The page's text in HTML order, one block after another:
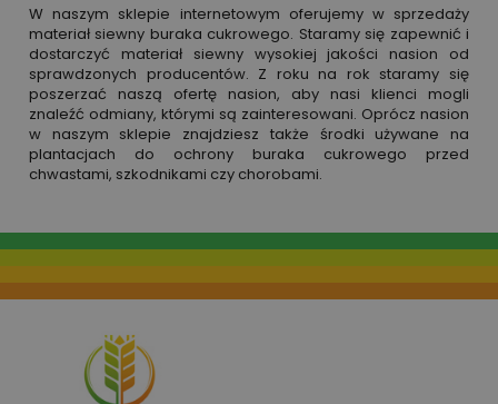
W naszym sklepie internetowym oferujemy w sprzedaży
materiał siewny buraka cukrowego. Staramy się zapewnić i
dostarczyć materiał siewny wysokiej jakości nasion od
sprawdzonych producentów. Z roku na rok staramy się
poszerzać naszą ofertę nasion, aby nasi klienci mogli
znaleźć odmiany, którymi są zainteresowani. Oprócz nasion
w naszym sklepie znajdziesz także środki używane na
plantacjach do ochrony buraka cukrowego przed
chwastami, szkodnikami czy chorobami.